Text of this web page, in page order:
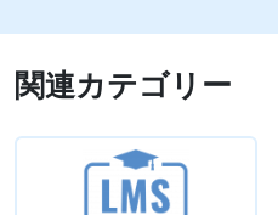
関連カテゴリー